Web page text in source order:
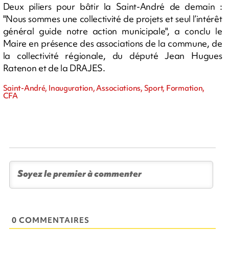
Deux piliers pour bâtir la Saint-André de demain :
"Nous sommes une collectivité de projets et seul l’intérêt
général guide notre action municipale", a conclu le
Maire en présence des associations de la commune, de
la collectivité régionale, du député Jean Hugues
Ratenon et de la DRAJES.
Saint-André, Inauguration, Associations, Sport, Formation,
CFA
0 COMMENTAIRES